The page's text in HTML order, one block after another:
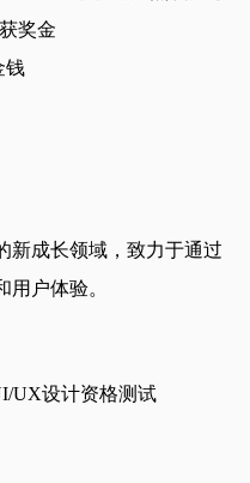
奖金
钱
新成长领域，致力于通过
户体验。
UX设计资格测试